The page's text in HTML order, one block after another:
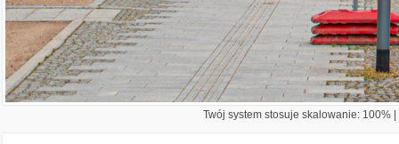
Twój system stosuje skalowanie: 100%